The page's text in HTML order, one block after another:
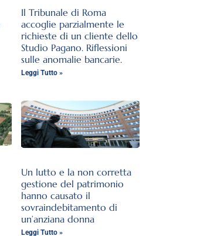
Il Tribunale di Roma
accoglie parzialmente le
richieste di un cliente dello
Studio Pagano. Riflessioni
sulle anomalie bancarie.
Leggi Tutto »
Un lutto e la non corretta
gestione del patrimonio
hanno causato il
sovraindebitamento di
un’anziana donna
Leggi Tutto »